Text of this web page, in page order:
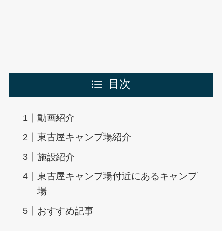
目次
動画紹介
東古屋キャンプ場紹介
施設紹介
東古屋キャンプ場付近にあるキャンプ
場
おすすめ記事